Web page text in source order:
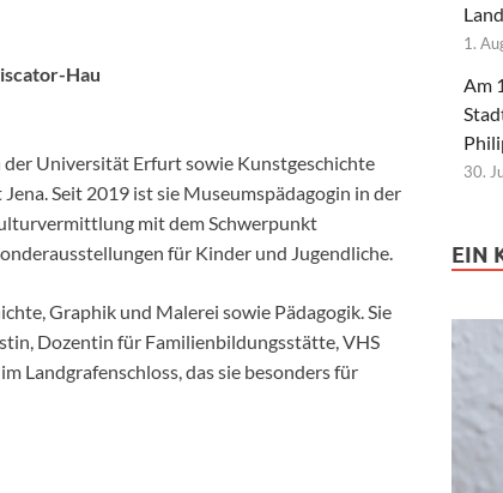
Hau
der Universität Erfurt sowie Kunstgeschichte
Seit 2019 ist sie Museumspädagogin in der
mit dem Schwerpunkt
für Kinder und Jugendliche.
Graphik und Malerei sowie Pädagogik. Sie
Dozentin für Familienbildungsstätte, VHS
Landgrafenschloss, das sie besonders für
1.
Am
30.
EIN